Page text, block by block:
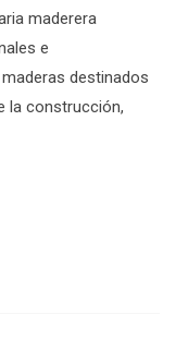
maderera
e
destinados
la construcción,